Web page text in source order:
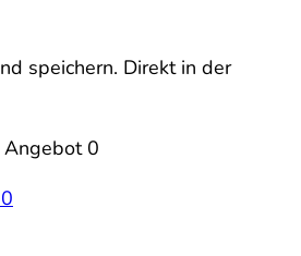
speichern. Direkt in der
Angebot 0
0